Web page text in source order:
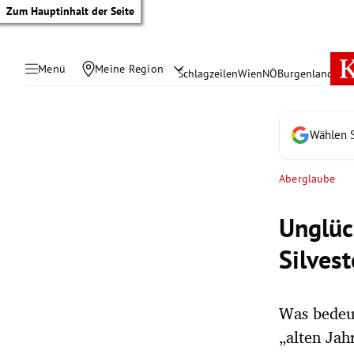
Zum Hauptinhalt der Seite
Menü Meine Region SchlagzeilenWienNÖBurgenland
Wählen
Aberglaube
Was
„alten